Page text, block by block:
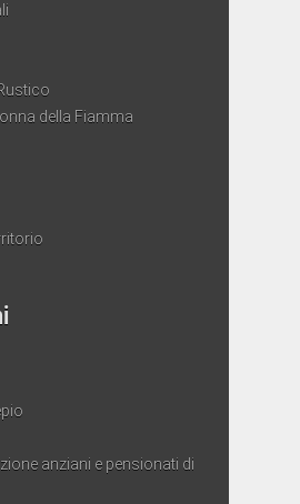
della Fiamma
anziani e pensionati di